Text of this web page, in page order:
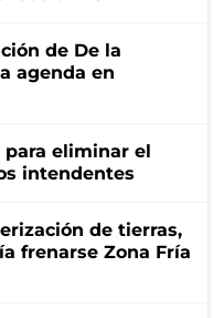
de De la
agenda en
eliminar el
intendentes
de tierras,
frenarse Zona Fría